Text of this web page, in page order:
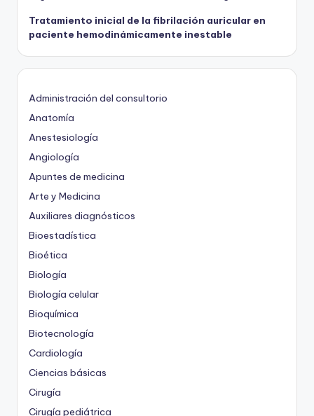
Tratamiento inicial de la fibrilación auricular en
paciente hemodinámicamente inestable
Administración del consultorio
Anatomía
Anestesiología
Angiología
Apuntes de medicina
Arte y Medicina
Auxiliares diagnósticos
Bioestadística
Bioética
Biología
Biología celular
Bioquímica
Biotecnología
Cardiología
Ciencias básicas
Cirugía
Cirugía pediátrica